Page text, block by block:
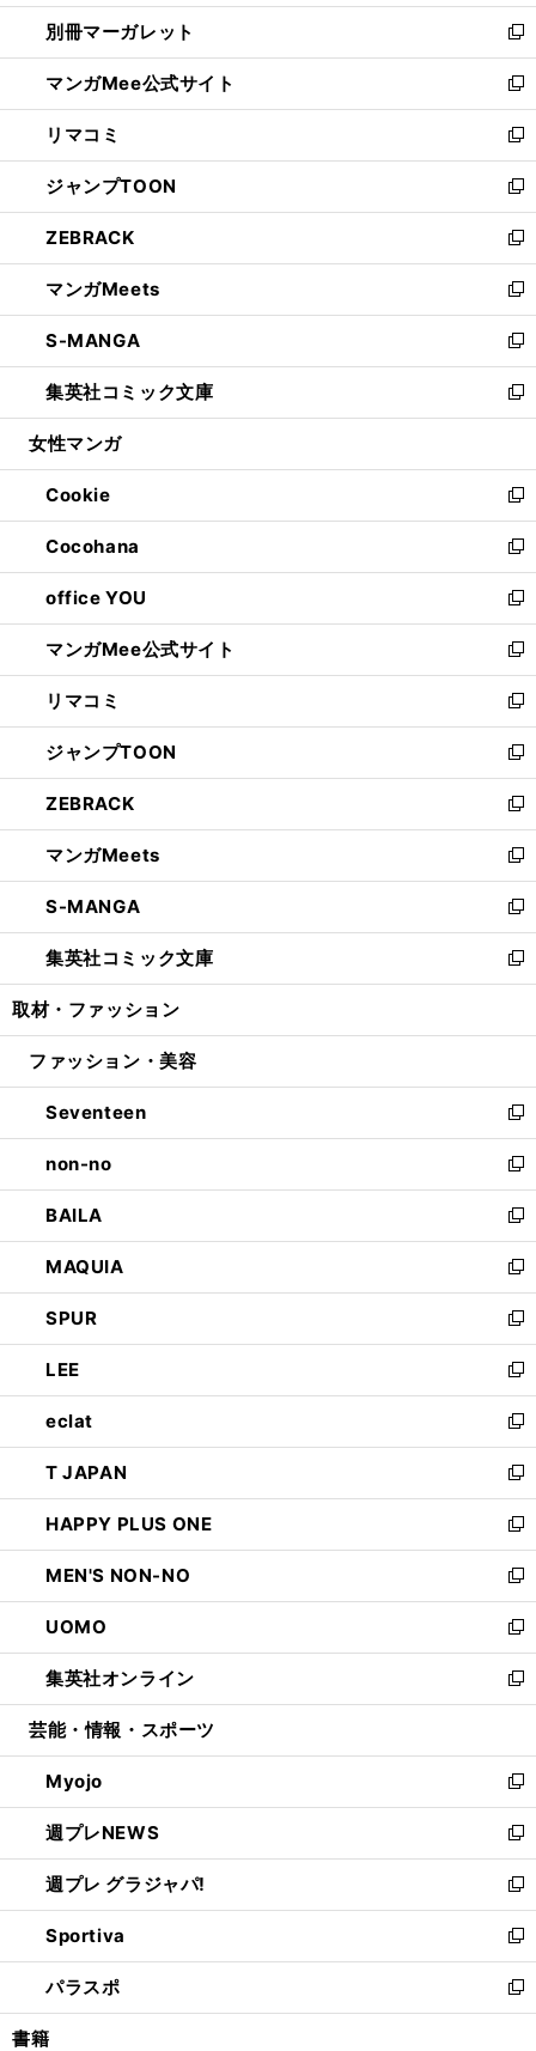
開
く
ウ
で
開
く
ウ
ィ
ン
ド
ウ
で
開
く
し
い
ウ
ィ
ン
ド
ウ
で
開
く
別冊マーガレット
新
し
い
ウ
ィ
ン
ド
ウ
で
開
く
マンガMee公式サイト
新
し
い
ウ
ィ
ン
ド
ウ
で
開
く
リマコミ
新
し
い
ウ
ィ
ン
ド
ウ
で
開
く
ジャンプTOON
新
し
い
ウ
ィ
ン
ド
ウ
で
開
ZEBRACK
新
し
い
ウ
ィ
ン
ド
ウ
開
く
マンガMeets
新
し
い
ウ
ィ
ン
ウ
で
開
く
S-MANGA
新
し
い
ウ
ン
ド
ウ
で
開
く
集英社コミック文庫
新
し
ウ
ィ
ン
ド
ウ
で
開
く
女性マンガ
Cookie
新
し
い
ウ
ィ
ン
ド
ウ
で
開
く
Cocohana
新
し
い
ウ
ィ
ン
ド
ウ
で
開
く
office YOU
新
し
い
ウ
ィ
ン
ド
ウ
で
開
く
マンガMee公式サイト
新
し
い
ウ
ィ
ン
ド
ウ
で
開
く
リマコミ
新
し
い
ウ
ィ
ン
ド
ウ
で
開
く
ジャンプTOON
新
し
い
ウ
ィ
ン
ド
ウ
で
開
ZEBRACK
新
し
い
ウ
ィ
ン
ド
ウ
開
マンガMeets
新
し
い
ウ
ィ
ン
ウ
開
く
S-MANGA
新
し
い
ウ
ン
ウ
で
開
く
集英社コミック文庫
新
し
ウ
ン
ド
ウ
で
開
く
取材・ファッション
ファッション・美容
Seventeen
新
し
い
ウ
ィ
ン
ド
ウ
で
開
く
non-no
新
し
い
ウ
ィ
ン
ド
ウ
で
開
く
BAILA
新
し
い
ウ
ィ
ン
ド
ウ
で
開
く
MAQUIA
新
し
い
ウ
ィ
ン
ド
ウ
で
開
く
SPUR
新
し
い
ウ
ィ
ン
ド
ウ
で
開
く
LEE
新
し
い
ウ
ィ
ン
ド
ウ
で
開
く
eclat
新
し
い
ウ
ィ
ン
ド
ウ
で
開
く
T JAPAN
新
し
い
ウ
ィ
ン
ド
ウ
で
開
HAPPY PLUS ONE
新
し
い
ウ
ィ
ン
ド
ウ
開
く
MEN'S NON-NO
新
し
い
ウ
ィ
ン
ウ
で
開
く
UOMO
新
し
い
ウ
ン
ド
ウ
で
開
く
集英社オンライン
新
し
ウ
ィ
ン
ド
ウ
で
開
く
芸能・情報・スポーツ
Myojo
新
し
い
ウ
ィ
ン
ド
ウ
で
開
週プレNEWS
新
し
い
ウ
ィ
ン
ド
ウ
週プレ グラジャパ!
新
し
い
ウ
ィ
ン
Sportiva
新
し
い
ウ
パラスポ
新
し
書籍